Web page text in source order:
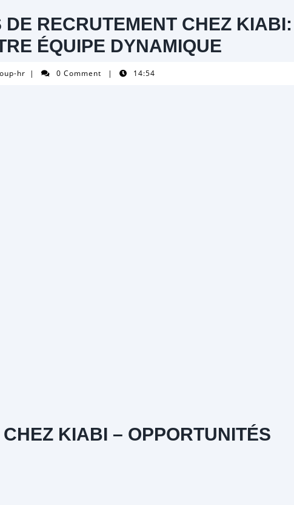
DE RECRUTEMENT CHEZ KIABI:
ÉQUIPE DYNAMIQUE
hr pngroup-
| 0 Comment | 14:54
KIABI – OPPORTUNITÉS